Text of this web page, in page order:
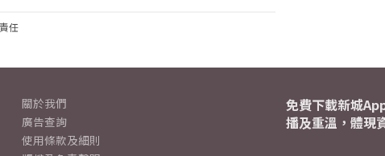
任
關於我們
廣告查詢
使用條款及細則
免費下載新城
播及重溫，體現